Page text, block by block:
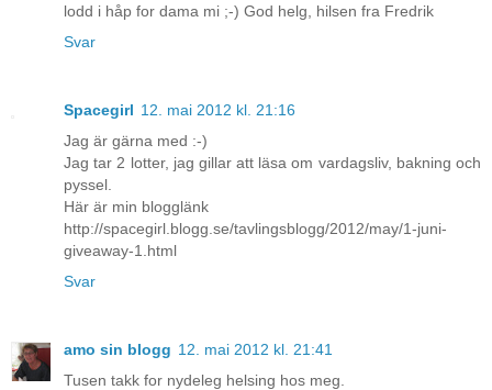
lodd i håp for dama mi ;-) God helg, hilsen fra Fredrik
Svar
Spacegirl 12. mai 2012 kl. 21:16
Jag är gärna med :-)
Jag tar 2 lotter, jag gillar att läsa om vardagsliv, bakning och
pyssel.
Här är min blogglänk
http://spacegirl.blogg.se/tavlingsblogg/2012/may/1-juni-
giveaway-1.html
Svar
amo sin blogg 12. mai 2012 kl. 21:41
Tusen takk for nydeleg helsing hos meg.